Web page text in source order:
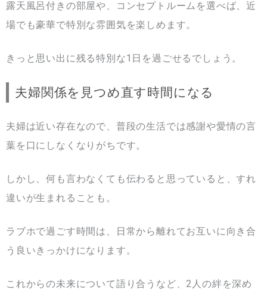
露天風呂付きの部屋や、コンセプトルームを選べば、近
場でも豪華で特別な雰囲気を楽しめます。
きっと思い出に残る特別な1日を過ごせるでしょう。
夫婦関係を見つめ直す時間になる
夫婦は近い存在なので、普段の生活では感謝や愛情の言
葉を口にしなくなりがちです。
しかし、何も言わなくても伝わると思っていると、すれ
違いが生まれることも。
ラブホで過ごす時間は、日常から離れてお互いに向き合
う良いきっかけになります。
これからの未来について語り合うなど、2人の絆を深め